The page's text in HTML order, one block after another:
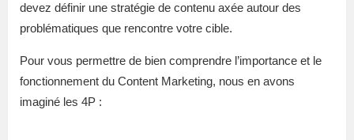
devez définir une stratégie de contenu axée autour des
problématiques que rencontre votre cible.
Pour vous permettre de bien comprendre l’importance et le
fonctionnement du Content Marketing, nous en avons
imaginé les 4P :